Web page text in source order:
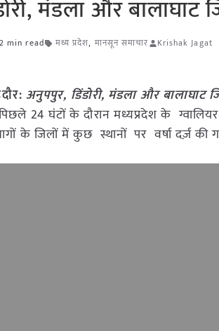
मंडला और बालाघाट
2 min read मध्य प्रदेश, मानसून समाचार Krishak Jagat
: अनुपपुर, डिंडोरी, मंडला और बालाघाट
24 घंटों के दौरान मध्यप्रदेश के
के जिलों में कुछ स्थानों पर वर्षा दर्ज़ की